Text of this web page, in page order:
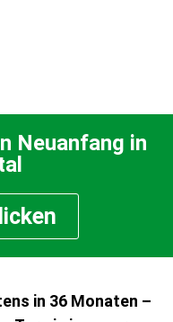
Neuanfang in
in 36 Monaten –